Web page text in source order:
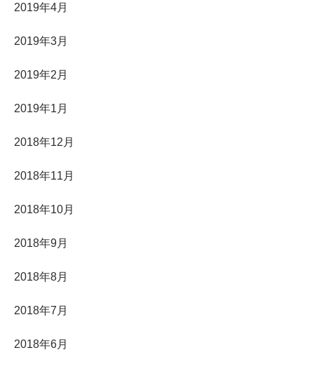
2019年4月
2019年3月
2019年2月
2019年1月
2018年12月
2018年11月
2018年10月
2018年9月
2018年8月
2018年7月
2018年6月